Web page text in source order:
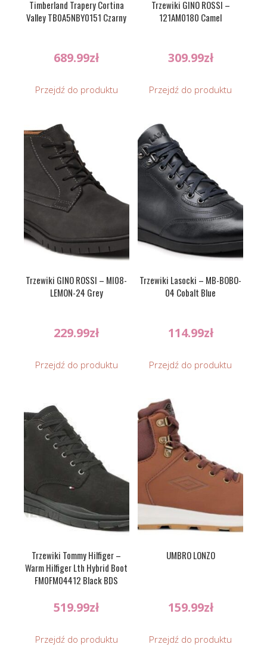
Timberland Trapery Cortina
Valley TB0A5NBY0151 Czarny
689.99zł
Przejdź do produktu
Trzewiki GINO ROSSI –
121AM0180 Camel
309.99zł
Przejdź do produktu
Trzewiki GINO ROSSI – MI08-
LEMON-24 Grey
229.99zł
Przejdź do produktu
Trzewiki Lasocki – MB-BOBO-
04 Cobalt Blue
114.99zł
Przejdź do produktu
Trzewiki Tommy Hilfiger –
Warm Hilfiger Lth Hybrid Boot
FM0FM04412 Black BDS
519.99zł
Przejdź do produktu
UMBRO LONZO
159.99zł
Przejdź do produktu